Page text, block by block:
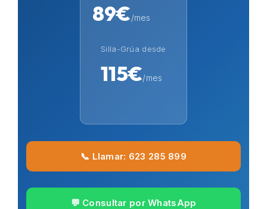
89€/mes
Silla-Grúa desde
115€/mes
📞 Llamar: 623 285 899
💬 Consultar por WhatsApp